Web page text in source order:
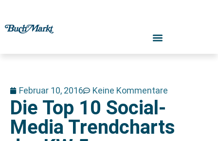
Februar 10, 2016 Keine Kommentare
Die Top 10 Social-
Media Trendcharts